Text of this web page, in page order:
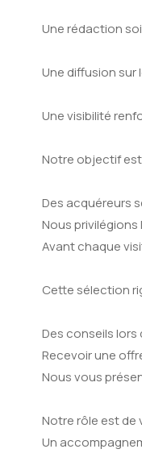
Une rédaction
Une diffusion sur
Une visibilité
Notre objectif
Des acquéreurs
Nous
Avant chaque
Cette sélection
Des conseils
Recevoir une
Nous vous
Notre rôle est de
Un